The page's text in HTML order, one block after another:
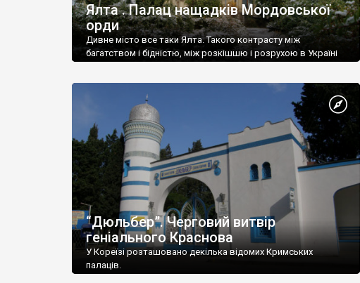
Ялта . Палац нащадків Мордовської
орди
Дивне місто все таки Ялта. Такого контрасту між
багатством і бідністю, між розкішшю і розрухою в Україні
“Дюльбер”. Черговий витвір
геніального Краснова
У Кореїзі розташовано декілька відомих Кримських
палаців.